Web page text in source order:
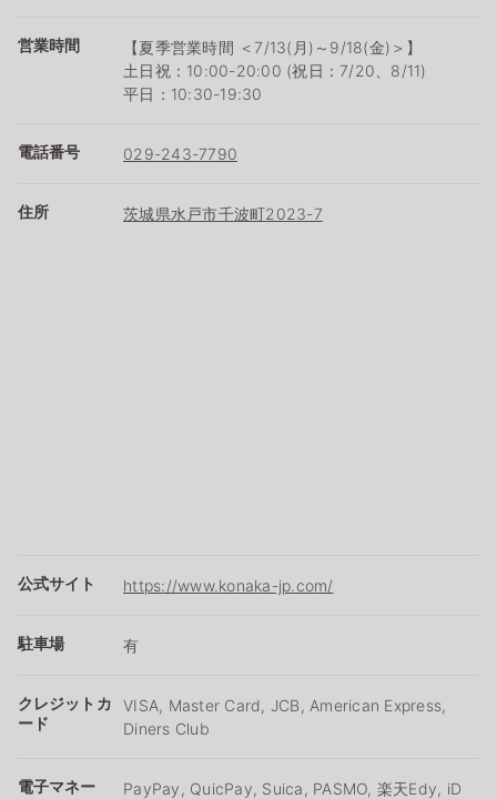
営業時間
【夏季営業時間 ＜7/13(月)～9/18(金)＞】
土日祝：10:00-20:00 (祝日：7/20、8/11)
平日：10:30-19:30
電話番号 029-243-7790
住所 茨城県水戸市千波町2023-7
公式サイト https://www.konaka-jp.com/
駐車場 有
クレジットカ
ード
VISA, Master Card, JCB, American Express,
Diners Club
電子マネー PayPay, QuicPay, Suica, PASMO, 楽天Edy, iD